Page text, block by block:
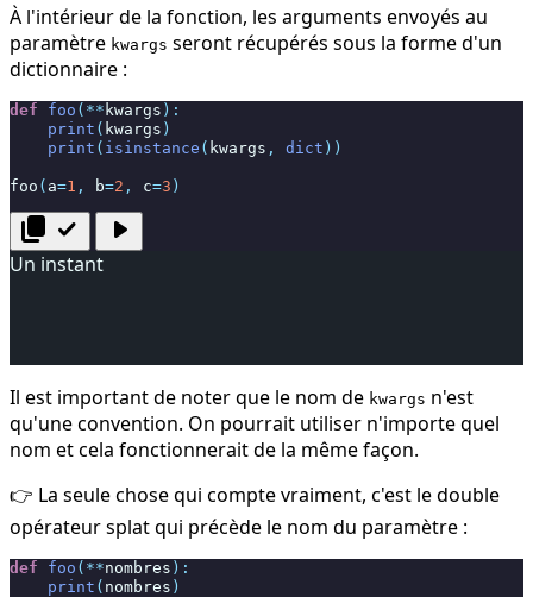
À l'intérieur de la fonction, les arguments envoyés au
paramètre kwargs seront récupérés sous la forme d'un
dictionnaire :
def foo ( ** kwargs ):
print ( kwargs )
print ( isinstance ( kwargs , dict ))
foo ( a=1 , b=2 , c=3 )
content_copy check play_arrow
Un instant
Il est important de noter que le nom de kwargs n'est
qu'une convention. On pourrait utiliser n'importe quel
nom et cela fonctionnerait de la même façon.
👉 La seule chose qui compte vraiment, c'est le double
opérateur splat qui précède le nom du paramètre :
def foo ( **nombres ):
print ( nombres )